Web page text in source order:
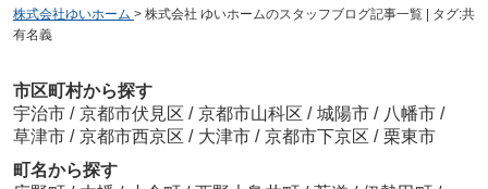
株式会社ゆいホーム > 株式会社 ゆいホームのスタッフブログ記事一覧 | タグ:共
有名義
市区町村から探す
宇治市 / 京都市伏見区 / 京都市山科区 / 城陽市 / 八幡市 /
草津市 / 京都市西京区 / 大津市 / 京都市下京区 / 栗東市
町名から探す